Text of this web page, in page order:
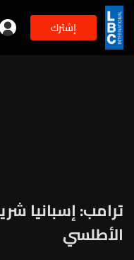
إشترك
ترامب: إسبانيا
الأطلسي